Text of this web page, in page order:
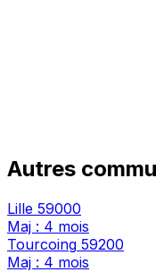
Autres
Lille 59000
Maj : 4 mois
Tourcoing 59200
Maj : 4 mois